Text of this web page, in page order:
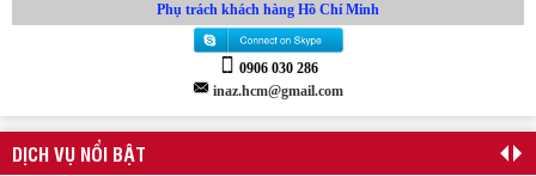
Phụ trách khách hàng Hồ Chí Minh
0906 030 286
inaz.hcm@gmail.com
DỊCH VỤ NỔI BẬTMóc nhựa treo mẫu vải, móc nhựa sample hanger